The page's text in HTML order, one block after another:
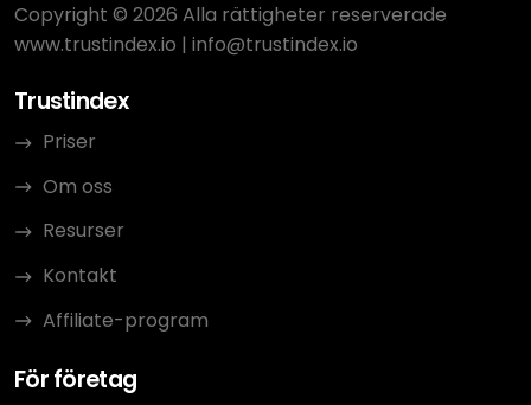
Copyright © 2026 Alla rättigheter reserverade
www.trustindex.io | info@trustindex.io
Trustindex
Priser
Om oss
Resurser
Kontakt
Affiliate-program
För företag